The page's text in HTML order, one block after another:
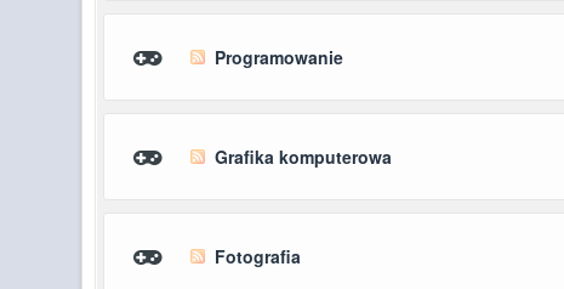
Programowanie
Grafika komputerowa
Fotografia